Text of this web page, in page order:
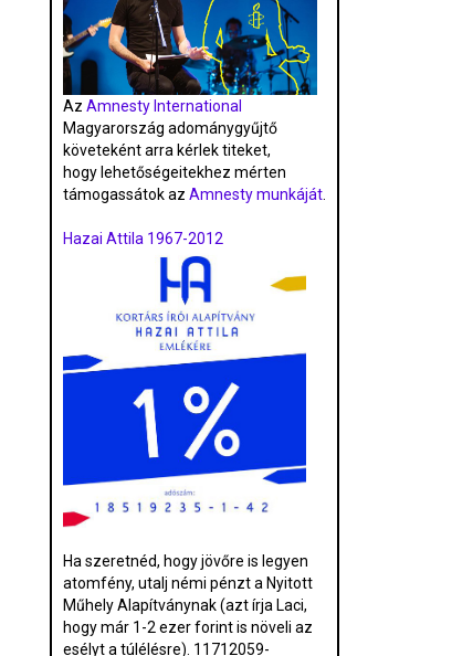
Az Amnesty International
Magyarország adománygyűjtő
követeként arra kérlek titeket,
hogy lehetőségeitekhez mérten
támogassátok az Amnesty munkáját.
Hazai Attila 1967-2012
Ha szeretnéd, hogy jövőre is legyen
atomfény, utalj némi pénzt a Nyitott
Műhely Alapítványnak (azt írja Laci,
hogy már 1-2 ezer forint is növeli az
esélyt a túlélésre). 11712059-